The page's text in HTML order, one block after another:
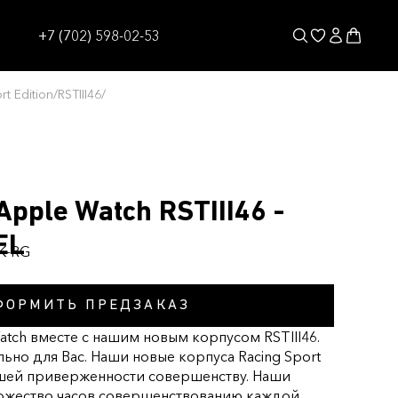
+7 (702) 598-02-53
Edition/RSTIII46/
Watch RSTIII46 -
RG
ПРЕДЗАКАЗ
вместе с нашим новым корпусом RSTIII46.
для Вас. Наши новые корпуса Racing Sport
приверженности совершенству. Наши